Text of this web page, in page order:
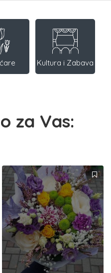
Kultura i Zabava
za Vas: